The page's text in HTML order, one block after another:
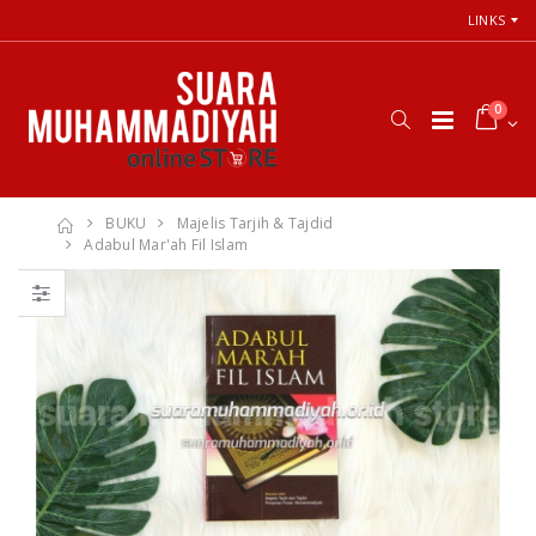
LINKS
0
BUKU
Majelis Tarjih & Tajdid
Adabul Mar'ah Fil Islam
66 Jalan Menuju
Menemukan
Tuhan dalam
Luka, Cinta, dan
Kehidupan
Sehari-hari
Rp. 0
Cara Shalat
Menurut
Himpunan
Putusan Tarjih
Muhammadiyah
Himpunan